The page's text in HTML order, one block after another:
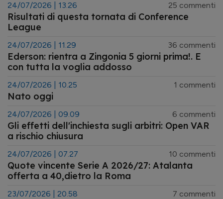
24/07/2026 | 13.26 25 commenti
Risultati di questa tornata di Conference
League
24/07/2026 | 11.29 36 commenti
Ederson: rientra a Zingonia 5 giorni prima!. E
con tutta la voglia addosso
24/07/2026 | 10.25 1 commenti
Nato oggi
24/07/2026 | 09.09 6 commenti
Gli effetti dell'inchiesta sugli arbitri: Open VAR
a rischio chiusura
24/07/2026 | 07.27 10 commenti
Quote vincente Serie A 2026/27: Atalanta
offerta a 40,dietro la Roma
23/07/2026 | 20.58 7 commenti